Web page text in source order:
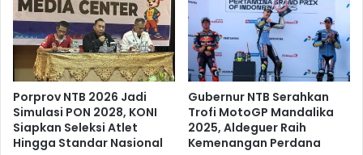
Porprov NTB 2026 Jadi
Simulasi PON 2028, KONI
Siapkan Seleksi Atlet
Hingga Standar Nasional
Gubernur NTB Serahkan
Trofi MotoGP Mandalika
2025, Aldeguer Raih
Kemenangan Perdana